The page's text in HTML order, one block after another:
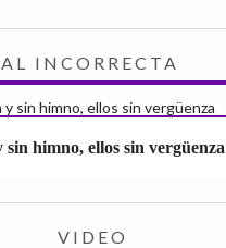
INCORRECTA
himno, ellos sin vergüenza
VIDEO